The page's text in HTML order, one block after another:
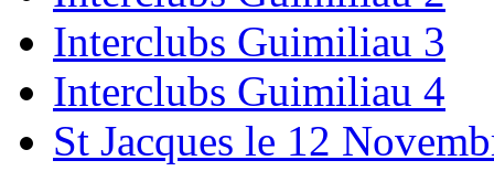
Interclubs Guimiliau 3
Interclubs Guimiliau 4
St Jacques le 12